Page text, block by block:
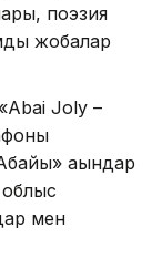
поэзия
жобалар
Joly –
ақындар
мен